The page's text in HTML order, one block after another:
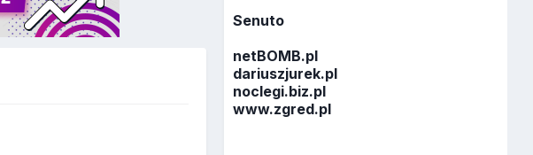
Senuto
netBOMB.pl
dariuszjurek.pl
noclegi.biz.pl
www.zgred.pl